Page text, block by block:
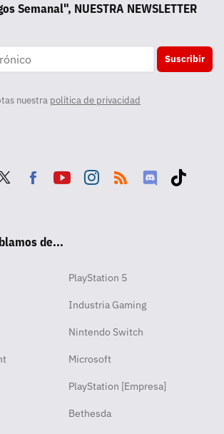
Semanal", NUESTRA NEWSLETTER
Suscribir
nuestra política de privacidad
ok de...
PlayStation 5
Industria Gaming
Nintendo Switch
Microsoft
PlayStation [Empresa]
Bethesda